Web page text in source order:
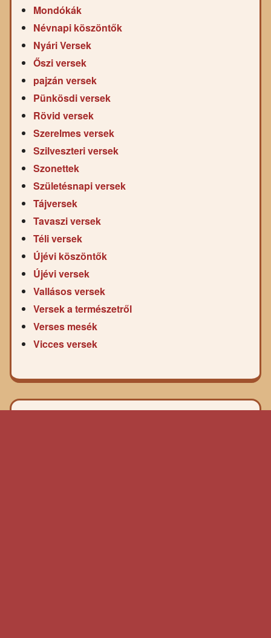
Mondókák
Névnapi köszöntők
Nyári Versek
Őszi versek
pajzán versek
Pünkösdi versek
Rövid versek
Szerelmes versek
Szilveszteri versek
Szonettek
Születésnapi versek
Tájversek
Tavaszi versek
Téli versek
Újévi köszöntők
Újévi versek
Vallásos versek
Versek a természetről
Verses mesék
Vicces versek